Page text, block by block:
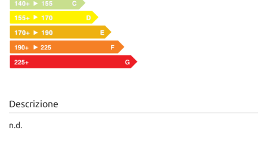
Descrizione
n.d.